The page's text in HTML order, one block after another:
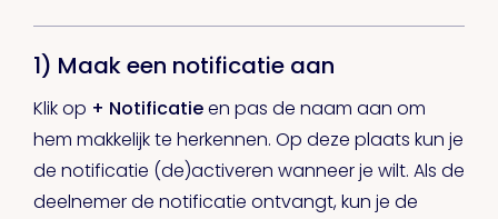
1) Maak een notificatie aan
Klik op + Notificatieen pas de naam aan om
hem makkelijk te herkennen. Op deze plaats kun je
de notificatie (de)activeren wanneer je wilt. Als de
deelnemer de notificatie ontvangt, kun je de